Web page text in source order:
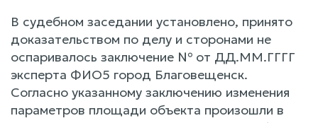
В судебном заседании установлено, принято
доказательством по делу и сторонами не
оспаривалось заключение № от ДД.ММ.ГГГГ
эксперта ФИО5 город Благовещенск.
Согласно указанному заключению изменения
параметров площади объекта произошли в